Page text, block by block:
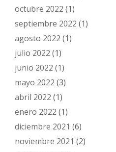
octubre 2022 (1)
septiembre 2022 (1)
agosto 2022 (1)
julio 2022 (1)
junio 2022 (1)
mayo 2022 (3)
abril 2022 (1)
enero 2022 (1)
diciembre 2021 (6)
noviembre 2021 (2)